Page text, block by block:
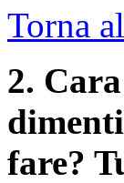
Torna
2.
fare?